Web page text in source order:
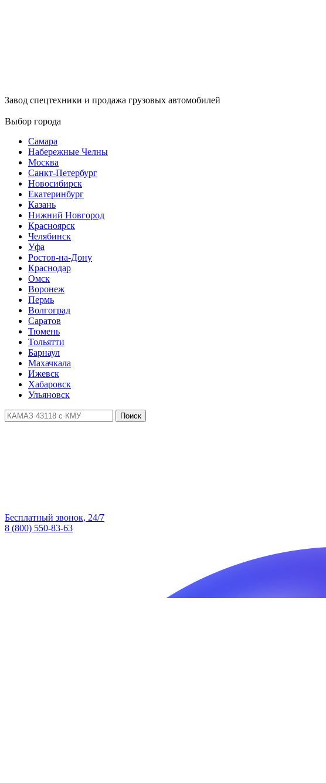
Завод спецтехники и продажа грузовых автомобилей
Выбор города
Самара
Набережные Челны
Москва
Санкт-Петербург
Новосибирск
Екатеринбург
Казань
Нижний Новгород
Красноярск
Челябинск
Уфа
Ростов-на-Дону
Краснодар
Омск
Воронеж
Пермь
Волгоград
Саратов
Тюмень
Тольятти
Барнаул
Махачкала
Ижевск
Хабаровск
Ульяновск
Поиск
Бесплатный звонок, 24/7
8 (800) 550-83-63